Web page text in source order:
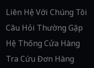
Liên Hệ Với Chúng Tôi
Câu Hỏi Thường Gặp
Hệ Thống Cửa Hàng
Tra Cứu Đơn Hàng